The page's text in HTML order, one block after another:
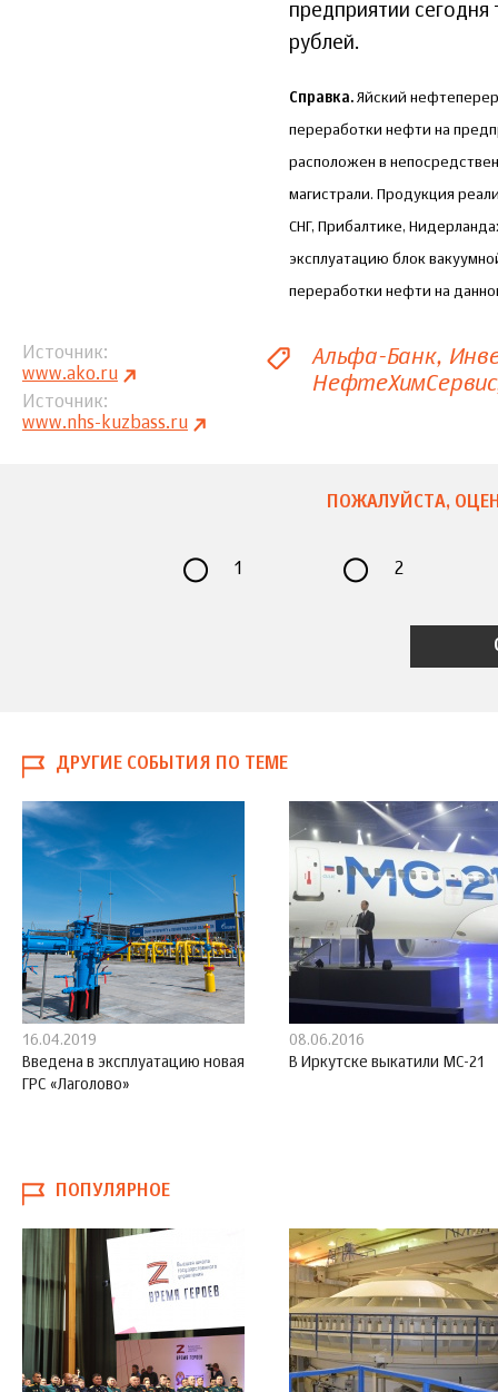
предприятии сегодня
рублей.
Справка. Яйский
переработки нефти на
расположен в
магистрали. Продукция
СНГ, Прибалтике,
эксплуатацию блок
переработки нефти на
Источник
www.ako.ru
Источник
www.nhs-kuzbass.ru
Альфа-Банк
НефтеХимСервис
ПОЖАЛУЙСТА,
1 2
ДРУГИЕ СОБЫТИЯ ПО ТЕМЕ
16.04.2019
Введена в эксплуатацию новая
ГРС «Лаголово»
08.06.2016
В Иркутске выкатили МС-21
ПОПУЛЯРНОЕ